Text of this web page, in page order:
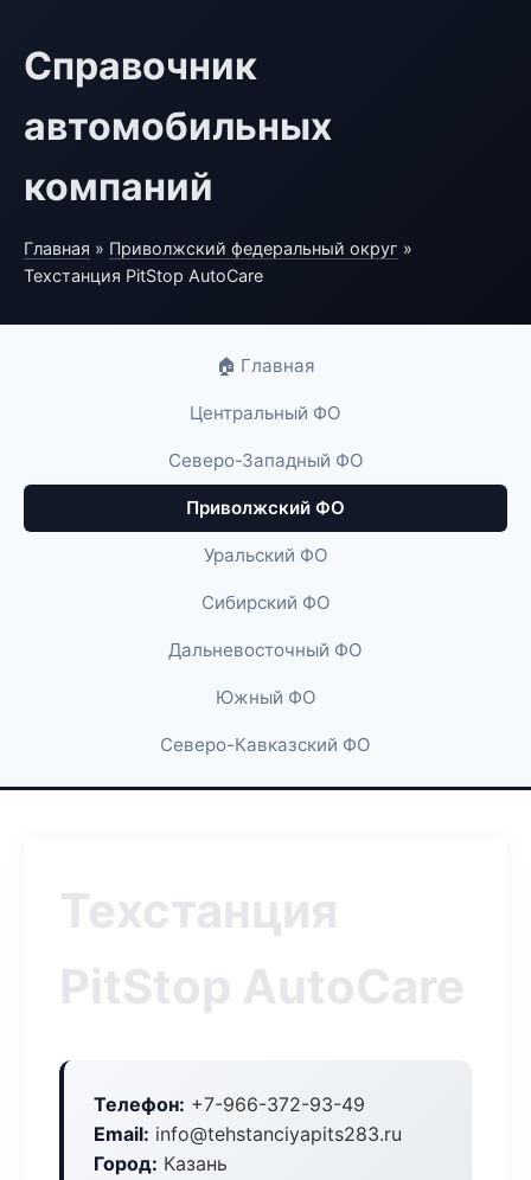
Справочник
автомобильных
компаний
Главная » Приволжский федеральный округ »
Техстанция PitStop AutoCare
🏠 Главная
Центральный ФО
Северо-Западный ФО
Приволжский ФО
Уральский ФО
Сибирский ФО
Дальневосточный ФО
Южный ФО
Северо-Кавказский ФО
Техстанция
PitStop AutoCare
Телефон: +7-966-372-93-49
Email: info@tehstanciyapits283.ru
Город: Казань